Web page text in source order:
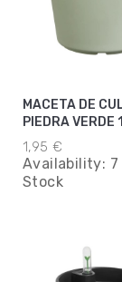
MACETA DE
PIEDRA VERDE
1,95 €
Availability: 7
Stock